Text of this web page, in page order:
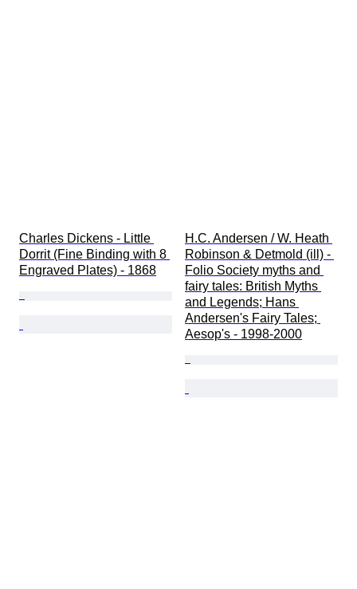
Charles Dickens - Little
Dorrit (Fine Binding with 8
Engraved Plates) - 1868
H.C. Andersen / W. Heath
Robinson & Detmold (ill) -
Folio Society myths and
fairy tales: British Myths
and Legends; Hans
Andersen's Fairy Tales;
Aesop's - 1998-2000